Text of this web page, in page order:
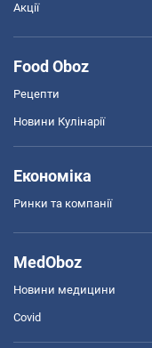
Акції
Food Oboz
Рецепти
Новини Кулінарії
Економіка
Ринки та компанії
MedOboz
Новини медицини
Covid